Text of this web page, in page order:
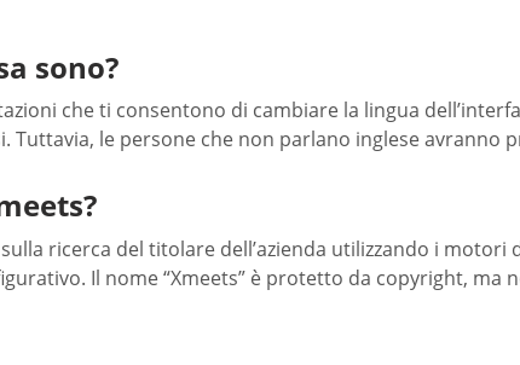
sono?
che ti consentono di cambiare la lingua
le persone che non parlano inglese avranno
ricerca del titolare dell’azienda utilizzando i
Il nome “Xmeets” è protetto da copyright,